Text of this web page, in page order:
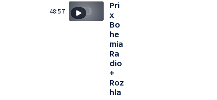
48:57
Pri
x
Bo
he
mia
Ra
dio
+
Roz
hla